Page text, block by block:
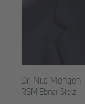
Dr. Nils Mengen
RSM Ebner Stolz